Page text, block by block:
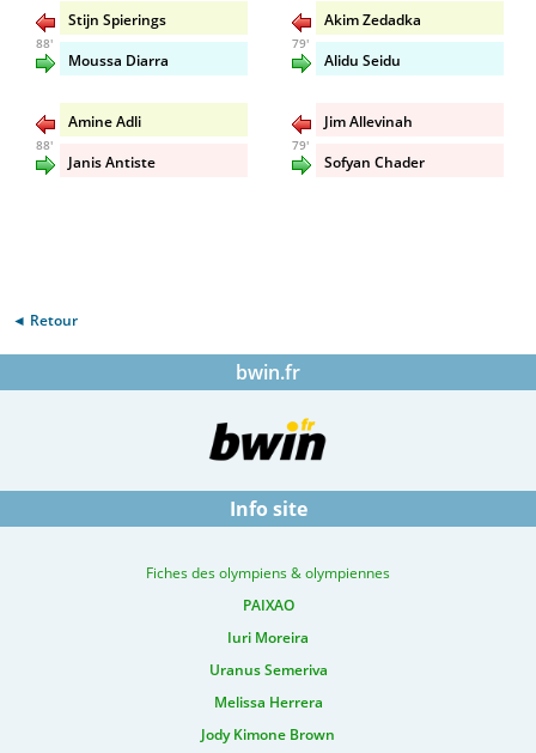
Stijn Spierings
88'
Moussa Diarra
Amine Adli
88'
Janis Antiste
Akim Zedadka
79'
Alidu Seidu
Jim Allevinah
79'
Sofyan Chader
◄ Retour
bwin.fr
Info site
Fiches des olympiens & olympiennes
PAIXAO
Iuri Moreira
Uranus Semeriva
Melissa Herrera
Jody Kimone Brown